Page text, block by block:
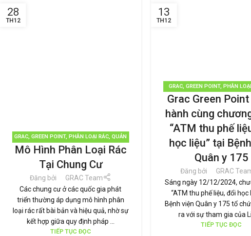
28
TH12
GRAC,GREEN POINT, PHÂN LOẠI RÁC,QUẢN
LÝ RÁC THẢI,TÁI CHẾ TÁI SỬ DỤNG,THƯƠNG
Mô Hình Phân Loại Rác
Tại Chung Cư
Đăng bởi
GRAC Team
Các chung cư ở các quốc gia phát
triển thường áp dụng mô hình phân
loại rác rất bài bản và hiệu quả, nhờ sự
kết hợp giữa quy định pháp ...
TIẾP TỤC ĐỌC
13
TH12
GRAC ,GREEN POINT,PHÂN
CHẾ TÁI SỬ DỤNG,TIN
Grac Green
hành cùng
“ATM thu phế
học liệu” tại
Quân y 175
Đăng bởi
GRAC
Sáng ngày 12/12/2024,
“ATM thu phế liệu, đổi học
Bệnh viện Quân y 175 tổ
ra với sự tham gia của
TIẾP TỤC ĐỌC